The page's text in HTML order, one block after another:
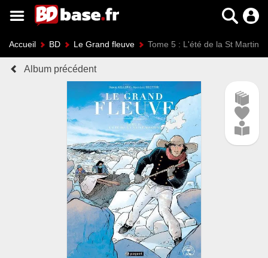
Accueil BD Le Grand fleuve Tome 5 : L'été de la St Martin
Album précédent